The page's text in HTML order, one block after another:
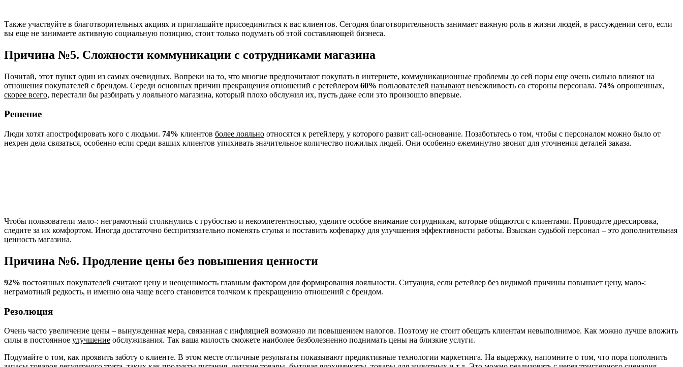
Также участвуйте в благотворительных акциях и приглашайте присоединиться к вас клиентов. Сегодня благотворительность занимает важную роль в жизни людей, в рассуждении сего, если
вы еще не занимаете активную социальную позицию, стоит только подумать об этой составляющей бизнеса.
Причина №5. Сложности коммуникации с сотрудниками магазина
Почитай, этот пункт один из самых очевидных. Вопреки на то, что многие предпочитают покупать в интернете, коммуникационные проблемы до сей поры еще очень сильно влияют на
отношения покупателей с брендом. Середи основных причин прекращения отношений с ретейлером 60% пользователей называют невежливость со стороны персонала. 74% опрошенных,
скорее всего, перестали бы разбирать у лояльного магазина, который плохо обслужил их, пусть даже если это произошло впервые.
Решение
Люди хотят апострофировать кого с людьми. 74% клиентов более лояльно относятся к ретейлеру, у которого развит call-основание. Позаботьтесь о том, чтобы с персоналом можно было от
нехрен дела связаться, особенно если среди ваших клиентов упихивать значительное количество пожилых людей. Они особенно ежеминутно звонят для уточнения деталей заказа.
Чтобы пользователи мало-: неграмотный столкнулись с грубостью и некомпетентностью, уделите особое внимание сотрудникам, которые общаются с клиентами. Проводите дрессировка,
следите за их комфортом. Иногда достаточно беспритязательно поменять стулья и поставить кофеварку для улучшения эффективности работы. Взыскан судьбой персонал – это дополнительная
ценность магазина.
Причина №6. Продление цены без повышения ценности
92% постоянных покупателей считают цену и неоценимость главным фактором для формирования лояльности. Ситуация, если ретейлер без видимой причины повышает цену, мало-:
неграмотный редкость, и именно она чаще всего становится толчком к прекращению отношений с брендом.
Резолюция
Очень часто увеличение цены – вынужденная мера, связанная с инфляцией возможно ли повышением налогов. Поэтому не стоит обещать клиентам невыполнимое. Как можно лучше вложить
силы в постоянное улучшение обслуживания. Так ваша милость сможете наиболее безболезненно поднимать цены на близкие услуги.
Подумайте о том, как проявить заботу о клиенте. В этом месте отличные результаты показывают предиктивные технологии маркетинга. На выдержку, напомните о том, что пора пополнить